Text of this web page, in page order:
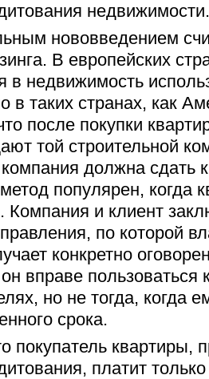
недвижимости.
нововведением
В европейских
в недвижимость
в таких странах, как
после покупки
той строительной
должна сдать
популярен, когда
Компания и клиент
по которой
конкретно
вправе пользоваться
но не тогда, когда
срока.
покупатель квартиры,
платит